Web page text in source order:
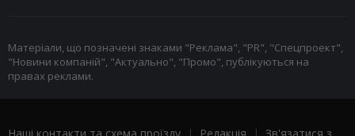
Матеріали, що позначені знаками "Реклама", "PR", "Спецпроект",
"Новини компаній", "Актуально", "Промо", публікуються на
правах реклами.
Наші контакти та схема проїзду | Редакція | Зв'язатися з